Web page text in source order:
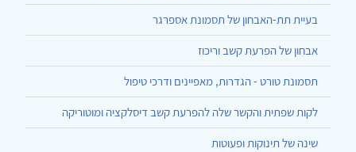
בעיית תת-האבחון של תסמונת אספרגר
אבחון של הפרעת קשב וריכוז
תסמונת טורט - הגדרות, מאפיינים ודרכי טיפול
לקות שפתית והקשר שלה להפרעת קשב דיסלקציה ומוטוריקה
שינה של תינוקות ופעוטות